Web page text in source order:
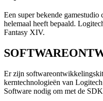
Een super bekende
helemaal heeft bepaald.
Fantasy XIV.
Er zijn
kerntechnologieën van
Software nodig om met de